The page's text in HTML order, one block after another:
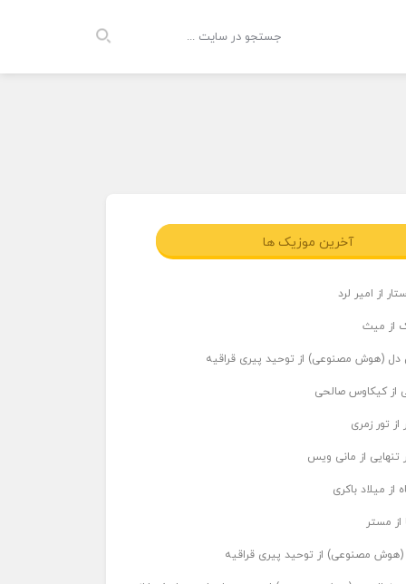
آخرین موزیک ها
از امیر لرد
از میث
دل (هوش مصنوعی) از توحید پیری قراقیه
از کیکاوس صالحی
تور زمری
تنهایی از مانی ویس
از میلاد باکری
از مستر
(هوش مصنوعی) از توحید پیری قراقیه